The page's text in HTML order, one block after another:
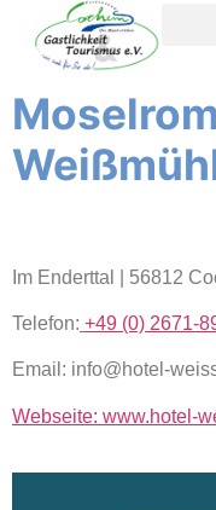
content
Im Enderttal | 56812
Telefon: +49 (0) 2671-
Email: info@hotel-
Webseite: www.hotel-